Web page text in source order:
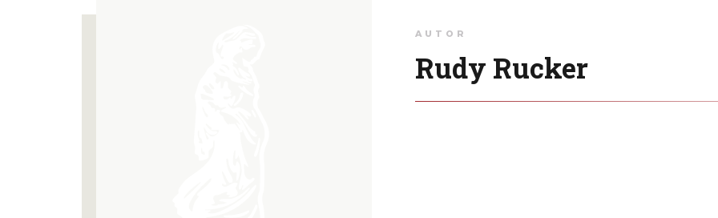
AUTOR
Rudy Rucker